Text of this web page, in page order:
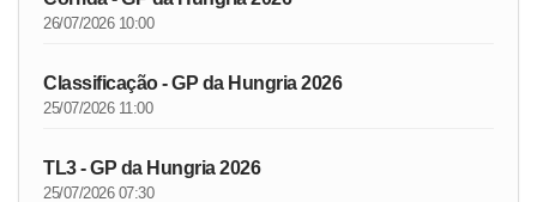
26/07/2026 10:00
Classificação - GP da Hungria 2026
25/07/2026 11:00
TL3 - GP da Hungria 2026
25/07/2026 07:30